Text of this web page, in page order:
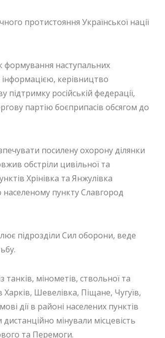
протистояння Української нації
формування наступальних
керівництво
підтримку російській федерації,
партію боєприпасів обсягом до
посилену охорону ділянки
обстріли цивільної та
Хрінівка та Янжулівка
населеному пункту Славгород
підрозділи Сил оборони, веде
мінометів, ствольної та
Харків, Шевелівка, Піщане, Чугуїв,
дії в районі населених пунктів
мінували місцевість
та Перемоги.